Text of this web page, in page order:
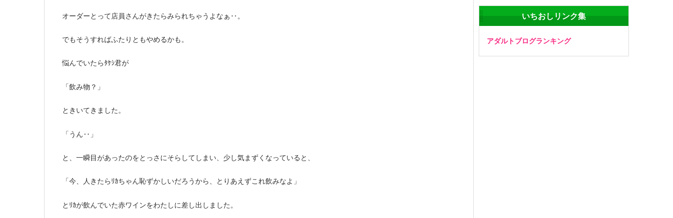
オーダーとって店員さんがきたらみられちゃうよなぁ‥。
でもそうすればふたりともやめるかも。
悩んでいたらﾀｹｼ君が
「飲み物？」
ときいてきました。
「うん‥」
と、一瞬目があったのをとっさにそらしてしまい、少し気まずくなっていると、
「今、人きたらﾘｶちゃん恥ずかしいだろうから、とりあえずこれ飲みなよ」
とﾘｶが飲んでいた赤ワインをわたしに差し出しました。
いちおしリンク集
アダルトブログランキング